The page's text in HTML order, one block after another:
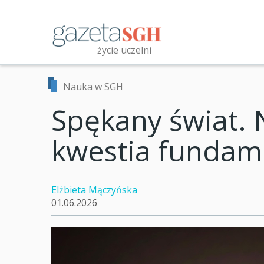
życie uczelni
Przeszukaj witrynę
Nauka w SGH
Spękany świat.
kwestia
Elżbieta Mączyńska
01.06.2026